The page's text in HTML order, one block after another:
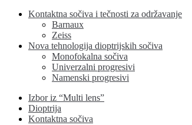
Kontaktna sočiva i tečnosti za održavanje
Barnaux
Zeiss
Nova tehnologija dioptrijskih sočiva
Monofokalna sočiva
Univerzalni progresivi
Namenski progresivi
Izbor iz “Multi lens”
Dioptrija
Kontaktna sočiva